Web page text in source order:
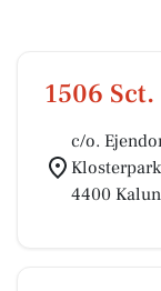
1506
c/o.
4400